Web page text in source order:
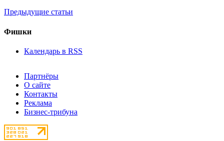
Предыдущие статьи
Фишки
Календарь в RSS
Партнёры
О сайте
Контакты
Реклама
Бизнес-трибуна